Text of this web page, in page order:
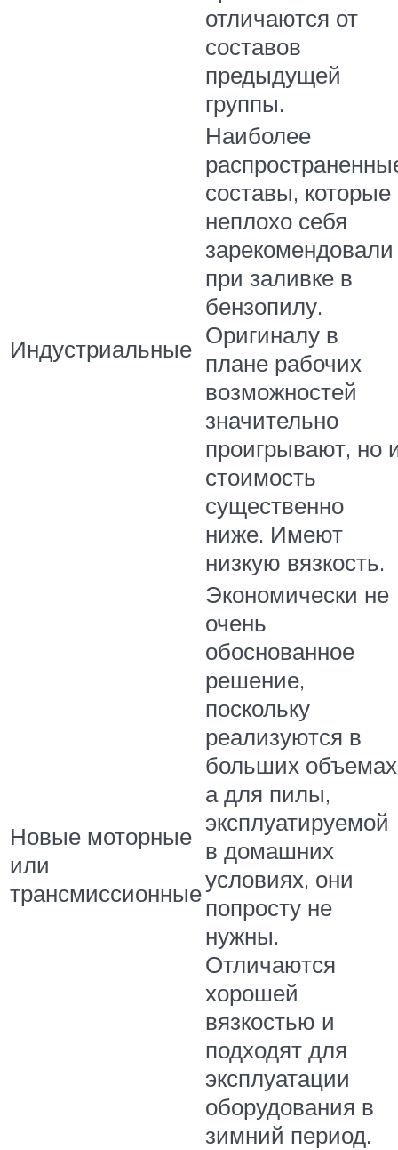
отличаются от
составов
предыдущей
группы.
Индустриальные
Наиболее
составы, которые
неплохо себя
зарекомендовали
при заливке в
бензопилу.
Оригиналу в
плане рабочих
возможностей
значительно
проигрывают, но
стоимость
существенно
ниже. Имеют
низкую вязкость.
Новые моторные
или
трансмиссионные
Экономически не
очень
обоснованное
решение,
поскольку
реализуются в
больших
а для пилы,
эксплуатируемой
в домашних
условиях, они
попросту не
нужны.
Отличаются
хорошей
вязкостью и
подходят для
эксплуатации
оборудования в
зимний период.